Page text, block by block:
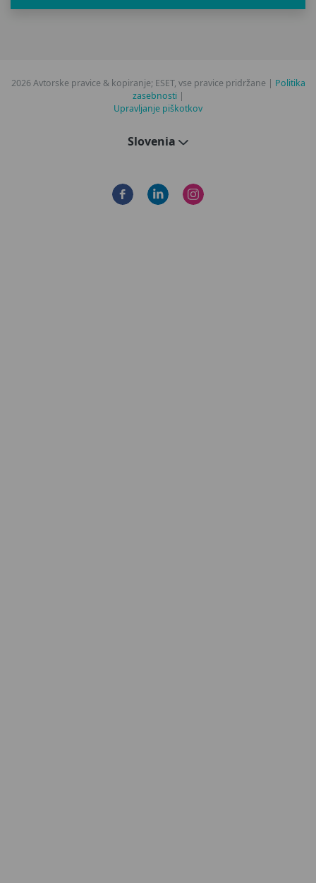
2026 Avtorske pravice & kopiranje; ESET, vse pravice pridržane | Politika
zasebnosti |
Upravljanje piškotkov
Slovenia